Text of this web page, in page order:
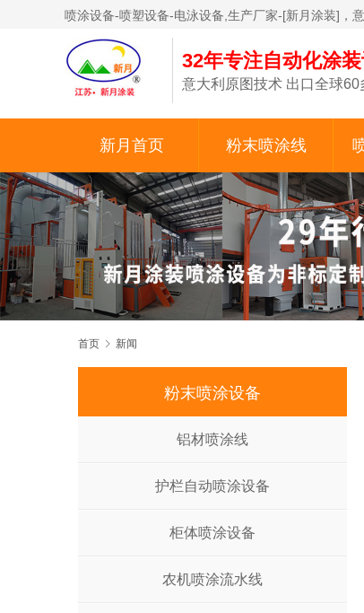
喷涂设备-喷塑设备-电泳设备,生产厂家-[新月涂装]，
32年专注自动化涂
意大利原图技术 出口全球60
新月首页 粉末喷涂线
首页 新闻
粉末喷涂设备
铝材喷涂线
护栏自动喷涂设备
柜体喷涂设备
农机喷涂流水线